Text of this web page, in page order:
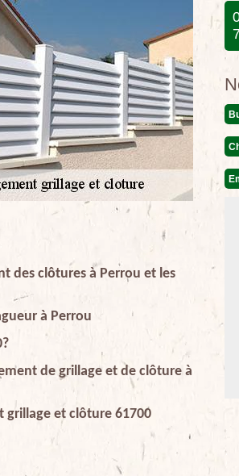
des clôtures à Perrou et les
à Perrou
de grillage et de clôture à
grillage et clôture 61700